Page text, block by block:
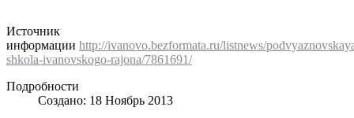
Источник
информации http://ivanovo.bezformata.ru/listnews/
shkola-ivanovskogo-rajona/7861691/
Подробности
Создано: 18 Ноябрь 2013